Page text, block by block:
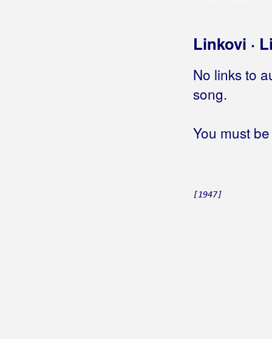
Linkovi ·
No links to
song.
You must
[1947]